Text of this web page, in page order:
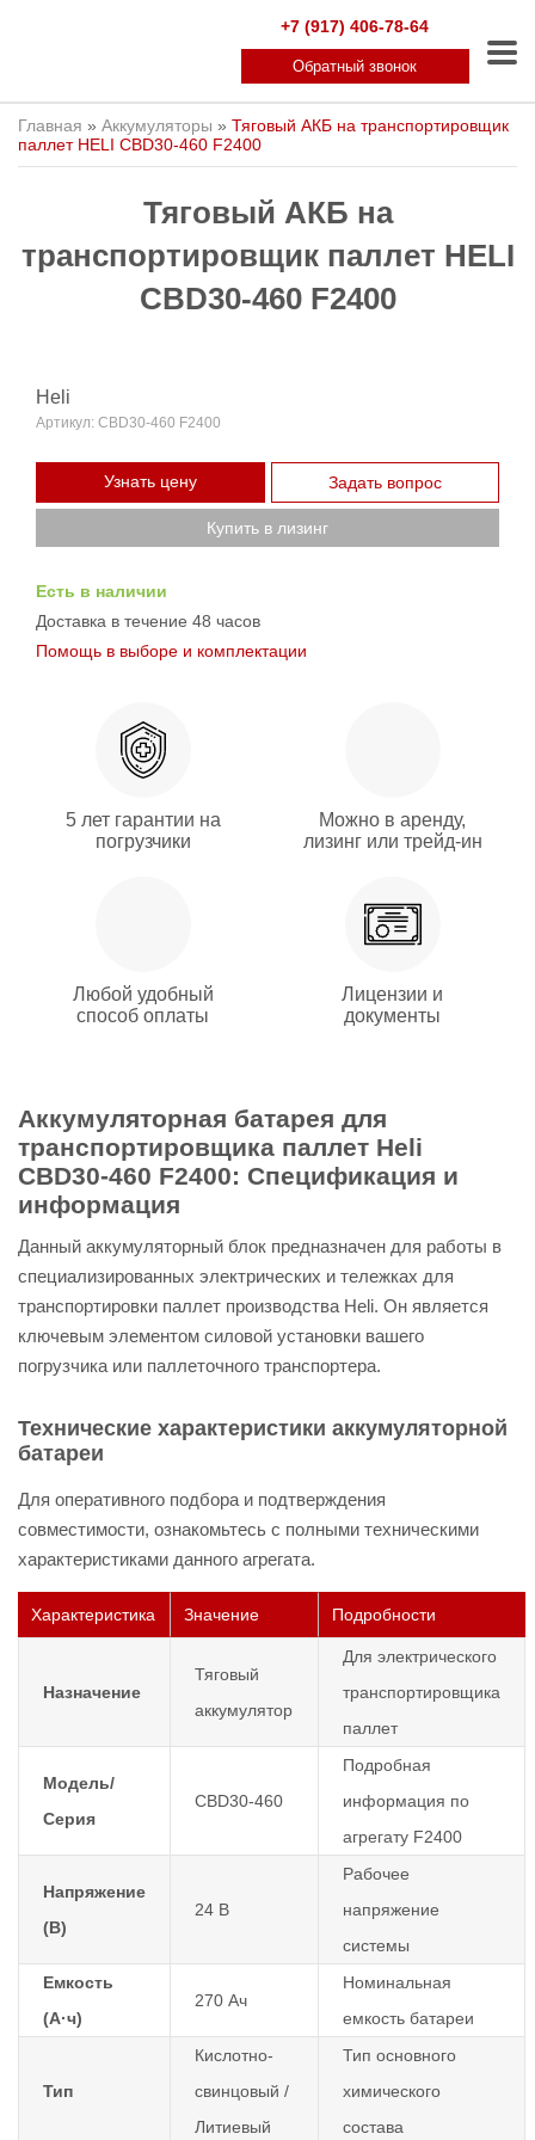
+7 (917) 406-78-64
Обратный звонок
Главная » Аккумуляторы » Тяговый АКБ на транспортировщик
паллет HELI CBD30-460 F2400
Тяговый АКБ на
транспортировщик паллет HELI
CBD30-460 F2400
Heli
Артикул: CBD30-460 F2400
Узнать цену Задать вопрос
Купить в лизинг
Есть в наличии
Доставка в течение 48 часов
Помощь в выборе и комплектации
5 лет гарантии на
погрузчики
Можно в аренду,
лизинг или трейд-ин
Любой удобный
способ оплаты
Лицензии и
документы
Аккумуляторная батарея для
транспортировщика паллет Heli
CBD30-460 F2400: Спецификация и
информация
Данный аккумуляторный блок предназначен для работы в
специализированных электрических и тележках для
транспортировки паллет производства Heli. Он является
ключевым элементом силовой установки вашего
погрузчика или паллеточного транспортера.
Технические характеристики аккумуляторной
батареи
Для оперативного подбора и подтверждения
совместимости, ознакомьтесь с полными техническими
характеристиками данного агрегата.
Характеристика Значение Подробности
Назначение
Тяговый
аккумулятор
Для электрического
транспортировщика
паллет
Модель/
Серия
CBD30-460
Подробная
информация по
агрегату F2400
Напряжение
(В)
24 В
Рабочее
напряжение
системы
Емкость
(А·ч)
270 Ач
Номинальная
емкость батареи
Тип
Кислотно-
свинцовый /
Литиевый
Тип основного
химического
состава